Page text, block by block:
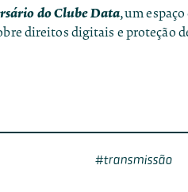
doClube Data, um
direitos digitais e proteção
transmissão